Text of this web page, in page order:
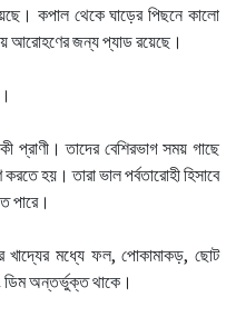
কপাল থেকে ঘাড়ের পিছনে কালো
আরোহণের জন্য প্যাড রয়েছে।
প্রাণী। তাদের বেশিরভাগ সময় গাছে
হয়। তারা ভাল পর্বতারোহী হিসাবে
পারে।
খাদ্যের মধ্যে ফল, পোকামাকড়, ছোট
ডিম অন্তর্ভুক্ত থাকে।